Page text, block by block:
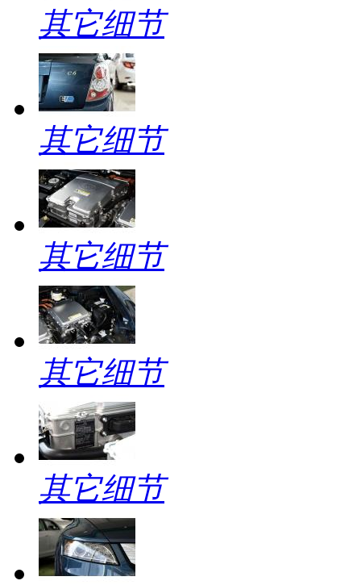
其它细节
其它细节
其它细节
其它细节
其它细节